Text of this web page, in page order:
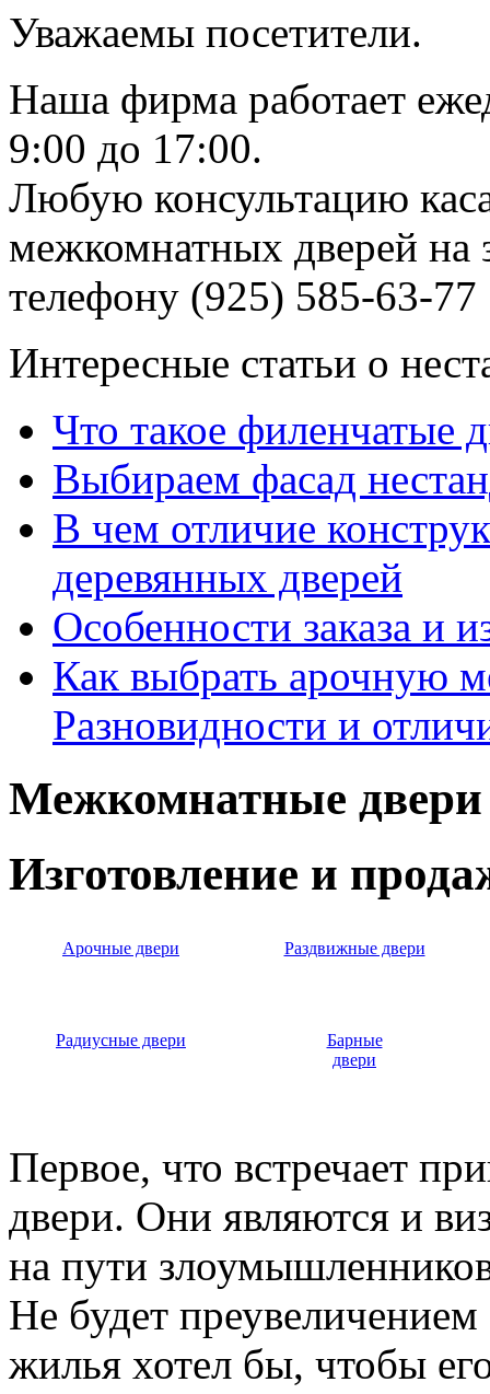
Уважаемы посетители.
Наша фирма работает
9:00 до 17:00.
Любую консультацию
межкомнатных дверей на
телефону (925) 585-63-77
Интересные статьи о
Что такое филенчатые
Выбираем фасад
В чем отличие
деревянных дверей
Особенности заказа и
Как выбрать арочную
Разновидности и
Межкомнатные двери
Изготовление и
Арочные двери Раздвижные двери
Радиусные двери
Барные
двери
Первое, что встречает
двери. Они являются и
на пути
Не будет
жилья хотел бы, чтобы